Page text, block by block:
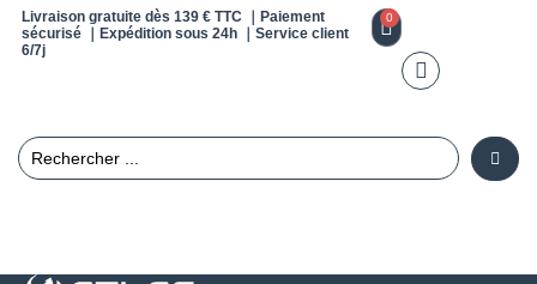
Livraison gratuite dès 139 € TTC ｜Paiement
sécurisé ｜Expédition sous 24h ｜Service client
6/7j
0